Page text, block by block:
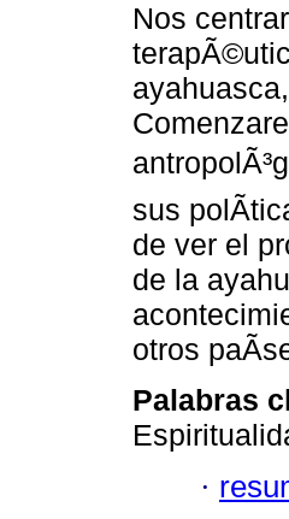
Nos
sus
de ver el
de la
otros
Palabras
·